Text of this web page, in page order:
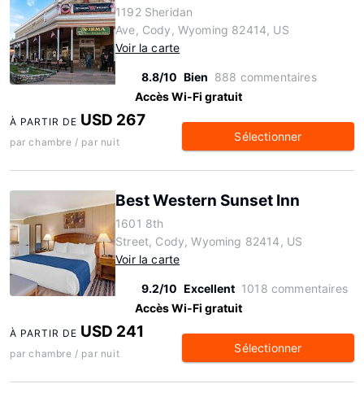
1192 Sheridan
Ave, Cody, Wyoming 82414, US
Voir la carte
8.8/10 Bien 888 commentaires
Accès Wi-Fi gratuit
À PARTIR DE USD 267
par chambre / par nuit Sélectionner
Best Western Sunset Inn
1601 8th
Street, Cody, Wyoming 82414, US
Voir la carte
9.2/10 Excellent 1018 commentaires
Accès Wi-Fi gratuit
À PARTIR DE USD 241
par chambre / par nuit Sélectionner